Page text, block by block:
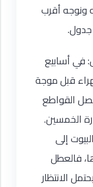
ونوجه أقرب
جدول.
في أسابيع
قبل موجة
فصل القواطع
الخمسين.
إلى
فالعطل
الانتظار